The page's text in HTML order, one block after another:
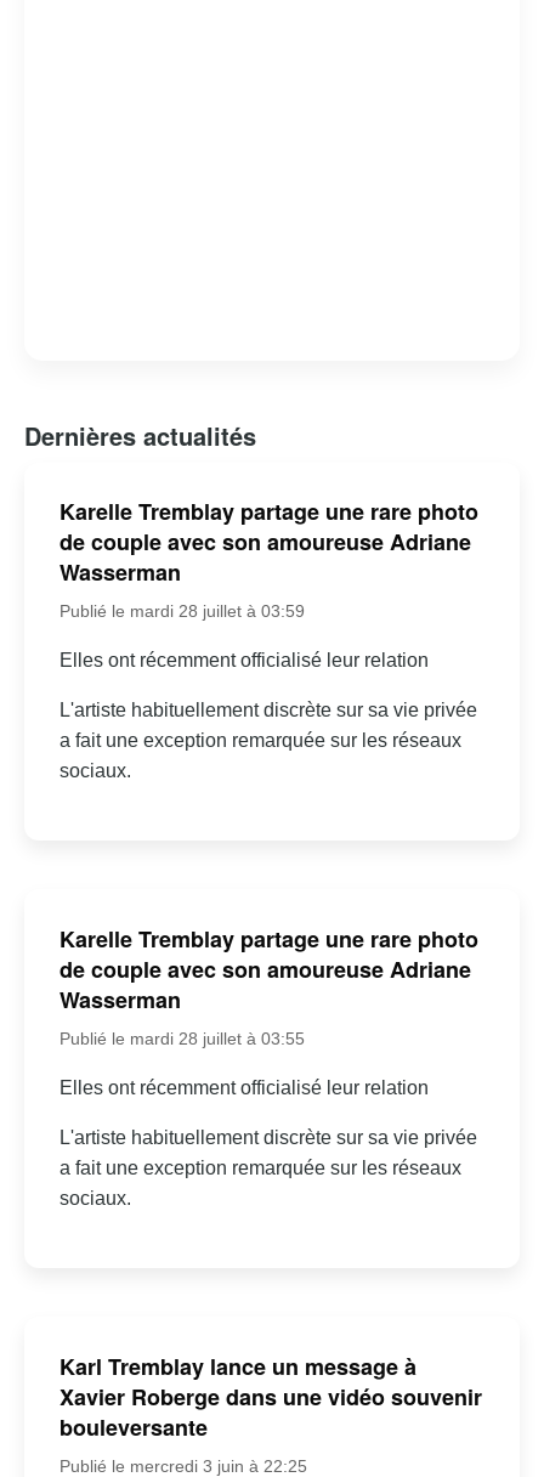
Dernières actualités
Karelle Tremblay partage une rare photo
de couple avec son amoureuse Adriane
Wasserman
Publié le mardi 28 juillet à 03:59
Elles ont récemment officialisé leur relation
L'artiste habituellement discrète sur sa vie privée
a fait une exception remarquée sur les réseaux
sociaux.
Karelle Tremblay partage une rare photo
de couple avec son amoureuse Adriane
Wasserman
Publié le mardi 28 juillet à 03:55
Elles ont récemment officialisé leur relation
L'artiste habituellement discrète sur sa vie privée
a fait une exception remarquée sur les réseaux
sociaux.
Karl Tremblay lance un message à
Xavier Roberge dans une vidéo souvenir
bouleversante
Publié le mercredi 3 juin à 22:25